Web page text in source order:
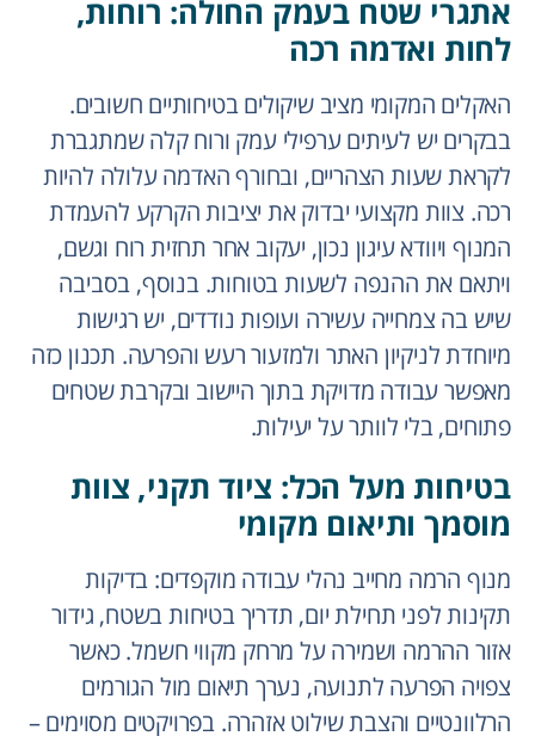
אתגרי שטח בעמק החולה: רוחות,
לחות ואדמה רכה
האקלים המקומי מציב שיקולים בטיחותיים חשובים.
בבקרים יש לעיתים ערפילי עמק ורוח קלה שמתגברת
לקראת שעות הצהריים, ובחורף האדמה עלולה להיות
רכה. צוות מקצועי יבדוק את יציבות הקרקע להעמדת
המנוף ויוודא עיגון נכון, יעקוב אחר תחזית רוח וגשם,
ויתאם את ההנפה לשעות בטוחות. בנוסף, בסביבה
שיש בה צמחייה עשירה ועופות נודדים, יש רגישות
מיוחדת לניקיון האתר ולמזעור רעש והפרעה. תכנון כזה
מאפשר עבודה מדויקת בתוך היישוב ובקרבת שטחים
פתוחים, בלי לוותר על יעילות.
בטיחות מעל הכל: ציוד תקני, צוות
מוסמך ותיאום מקומי
מנוף הרמה מחייב נהלי עבודה מוקפדים: בדיקות
תקינות לפני תחילת יום, תדריך בטיחות בשטח, גידור
אזור ההרמה ושמירה על מרחק מקווי חשמל. כאשר
צפויה הפרעה לתנועה, נערך תיאום מול הגורמים
הרלוונטיים והצבת שילוט אזהרה. בפרויקטים מסוימים –